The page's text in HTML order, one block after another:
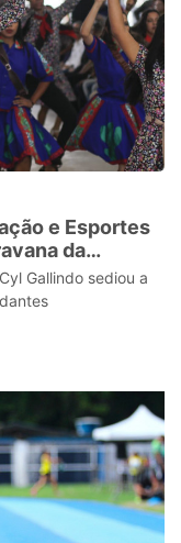
e Esportes
da
Gallindo sediou a